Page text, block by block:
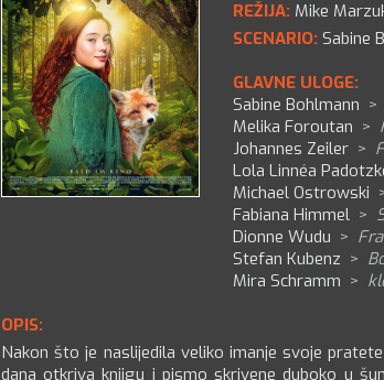
REŽIJA: Mike
SCENARIO: Sabine
GLAVNE ULOGE:
Sabine Bohlmann >
Melika Foroutan >
Johannes Zeiler >
Lola Linnéa
Michael Ostrowski
Fabiana Himmel >
Dionne Wudu >
Stefan Kubenz >
Mira Schramm >
OPIS:
Nakon što je naslijedila veliko imanje svoje
dana otkriva knjigu i pismo skrivene duboko u